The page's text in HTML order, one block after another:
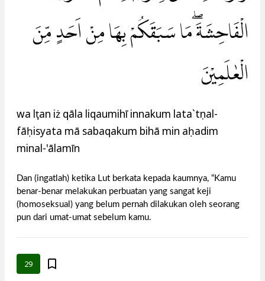
الْفَاحِشَةَ ۖمَا سَبَقَكُمْ بِهَا مِنْ اَحَدٍ مِّنَ
الْعٰلَمِيْنَ
wa lụṭan iż qāla liqaumihī innakum lata`tụnal-
fāḥisyata mā sabaqakum bihā min aḥadim
minal-'ālamīn
Dan (ingatlah) ketika Lut berkata kepada kaumnya, “Kamu
benar-benar melakukan perbuatan yang sangat keji
(homoseksual) yang belum pernah dilakukan oleh seorang
pun dari umat-umat sebelum kamu.
29